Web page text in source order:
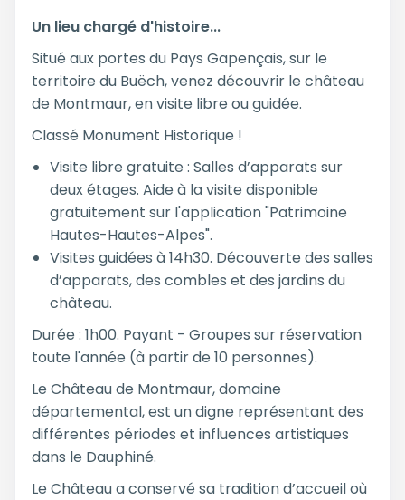
Un lieu chargé d'histoire...
Situé aux portes du Pays Gapençais, sur le
territoire du Buëch, venez découvrir le château
de Montmaur, en visite libre ou guidée.
Classé Monument Historique !
Visite libre gratuite : Salles d’apparats sur
deux étages. Aide à la visite disponible
gratuitement sur l'application "Patrimoine
Hautes-Hautes-Alpes".
Visites guidées à 14h30. Découverte des salles
d’apparats, des combles et des jardins du
château.
Durée : 1h00. Payant - Groupes sur réservation
toute l'année (à partir de 10 personnes).
Le Château de Montmaur, domaine
départemental, est un digne représentant des
différentes périodes et influences artistiques
dans le Dauphiné.
Le Château a conservé sa tradition d’accueil où